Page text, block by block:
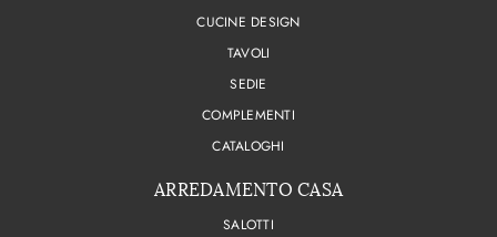
CUCINE DESIGN
TAVOLI
SEDIE
COMPLEMENTI
CATALOGHI
ARREDAMENTO CASA
SALOTTI